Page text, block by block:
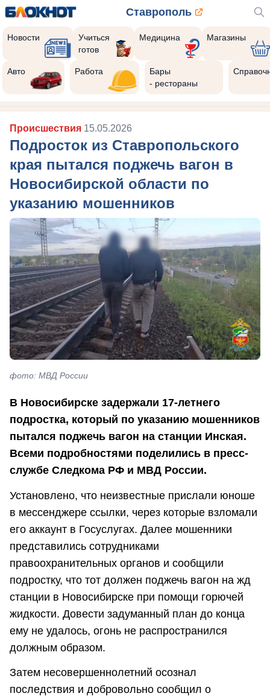
Ставрополь
Новости
Учиться
готов
Медицина Магазины
Авто Работа
Бары
- рестораны
Происшествия 15.05.2026
Подросток из Ставропольского
края пытался поджечь вагон в
Новосибирской области по
указанию мошенников
фото: МВД России
В Новосибирске задержали 17-летнего
подростка, который по указанию мошенников
пытался поджечь вагон на станции Инская.
Всеми подробностями поделились в пресс-
службе Следкома РФ и МВД России.
Установлено, что неизвестные прислали юноше
в мессенджере ссылки, через которые взломали
его аккаунт в Госуслугах. Далее мошенники
представились сотрудниками
правоохранительных органов и сообщили
подростку, что тот должен поджечь вагон на жд
станции в Новосибирске при помощи горючей
жидкости. Довести задуманный план до конца
ему не удалось, огонь не распространился
должным образом.
Затем несовершеннолетний осознал
последствия и добровольно сообщил о